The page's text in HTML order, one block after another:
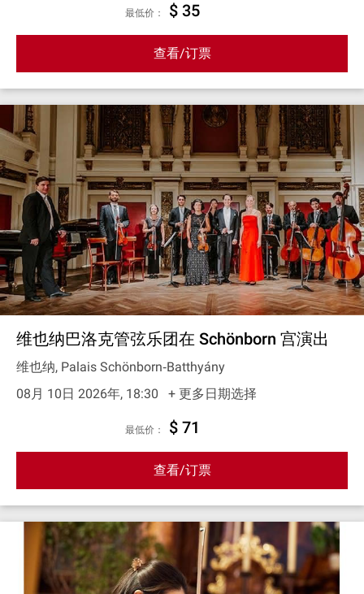
最低价： $ 35
查看/订票
维也纳巴洛克管弦乐团在 Schönborn 宫演出
维也纳, Palais Schönborn‐Batthyány
08月 10日 2026年, 18:30
+ 更多日期选择
最低价： $ 71
查看/订票